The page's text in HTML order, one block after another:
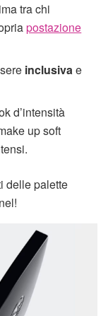
tra chi
postazione
inclusivae
d’intensità
up soft
delle palette